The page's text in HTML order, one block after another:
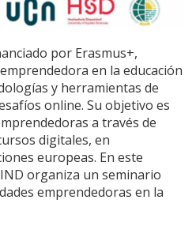
por Erasmus+,
en la educación
y herramientas de
online. Su objetivo es
a través de
digitales, en
europeas. En este
organiza un seminario
emprendedoras en la